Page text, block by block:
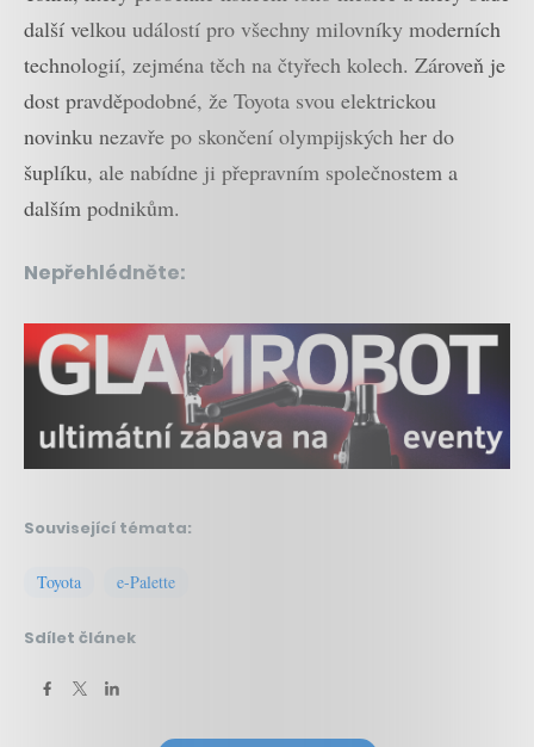
další velkou událostí pro všechny milovníky moderních
technologií, zejména těch na čtyřech kolech. Zároveň je
dost pravděpodobné, že Toyota svou elektrickou
novinku nezavře po skončení olympijských her do
šuplíku, ale nabídne ji přepravním společnostem a
dalším podnikům.
Nepřehlédněte:
Související témata:
Toyota e-Palette
Sdílet článek